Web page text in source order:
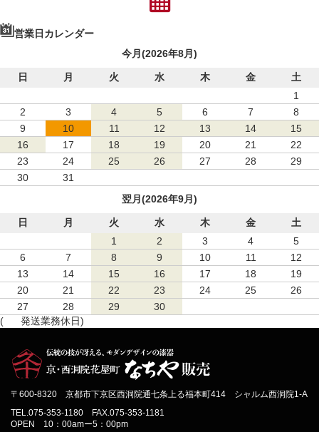
営業日カレンダー
今月(2026年8月)
日 月 火 水 木 金
土
1
2
3 4 5 6 7
8
9
10 11 12 13 14
15
16
17 18 19 20 21
22
23
24 25 26 27 28
29
30
31
翌月(2026年9月)
日 月 火 水 木 金
土
1
2 3 4
5
6
7 8 9 10 11
12
13
14 15 16 17 18
19
20
21 22 23 24 25
26
27
28 29
30
(
発送業務休日)
〒600-8320 京都市下京区西洞院通七条上る福本町414 シャルム西洞院1-A
TEL.075-353-1180 FAX.075-353-1181
OPEN 10：00amー5：00pm